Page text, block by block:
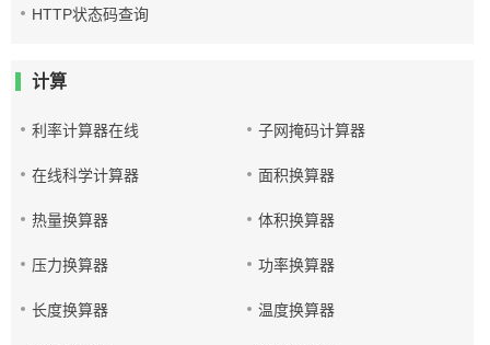
HTTP状态码查询
计算
利率计算器在线 子网掩码计算器
在线科学计算器 面积换算器
热量换算器 体积换算器
压力换算器 功率换算器
长度换算器 温度换算器